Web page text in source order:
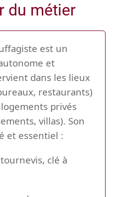
du métier
est un
et
dans les lieux
restaurants)
privés
villas). Son
et essentiel :
clé à